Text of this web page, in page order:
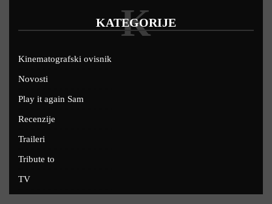
KATEGORIJE
K
Kinematografski ovisnik
Novosti
Play it again Sam
Recenzije
Traileri
Tribute to
TV